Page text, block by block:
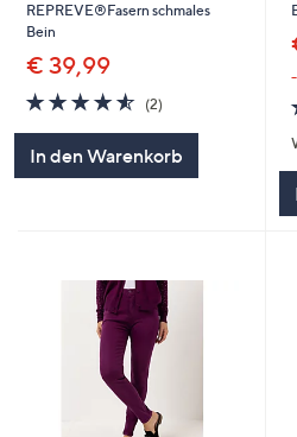
REPREVE®Fasern schmales
Bein
€ 39,99
4.5
von
(2)2
In den Warenkorb